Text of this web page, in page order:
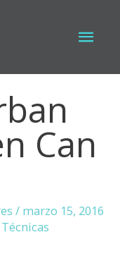
Can
/ marzo 15, 2016
Técnicas